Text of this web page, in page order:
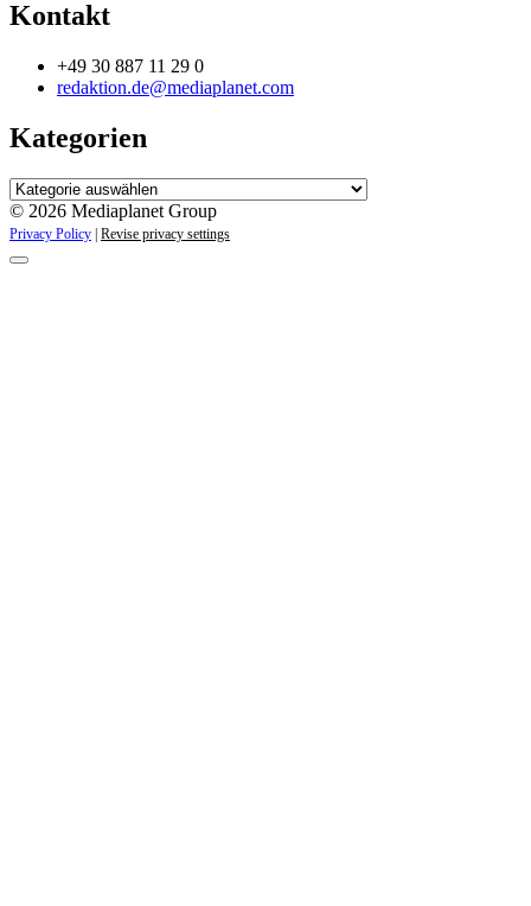
Kontakt
+49 30 887 11 29 0
redaktion.de@mediaplanet.com
Kategorien
Kategorien
© 2026 Mediaplanet Group
Privacy Policy | Revise privacy settings